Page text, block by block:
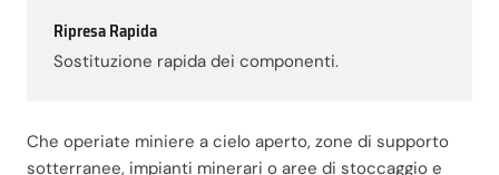
Ripresa Rapida
Sostituzione rapida dei componenti.
Che operiate miniere a cielo aperto, zone di supporto
sotterranee, impianti minerari o aree di stoccaggio e